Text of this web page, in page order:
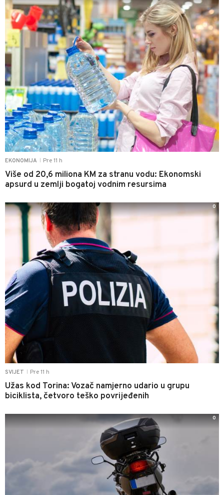
EKONOMIJA Pre 11 h
Više od 20,6 miliona KM za stranu vodu: Ekonomski
apsurd u zemlji bogatoj vodnim resursima
SVIJET Pre 11 h
Užas kod Torina: Vozač namjerno udario u grupu
biciklista, četvoro teško povrijeđenih
0
0